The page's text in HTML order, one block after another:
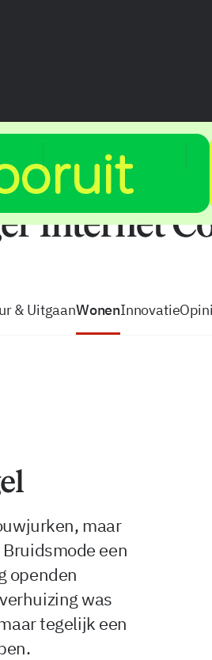
& UitgaanWonenInnovatie
maar
een
openden
was
tegelijk een